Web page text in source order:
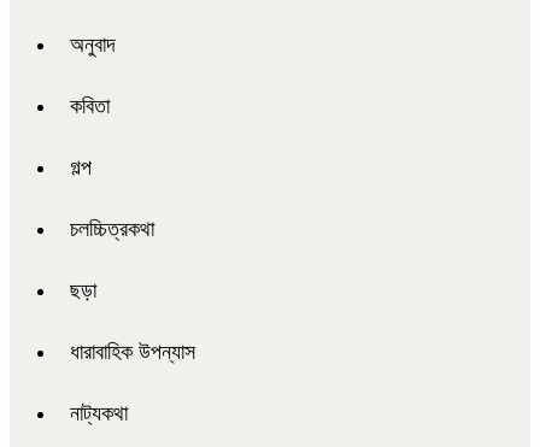
অনুবাদ
কবিতা
গল্প
চলচ্চিত্রকথা
ছড়া
ধারাবাহিক উপন্যাস
নাট্যকথা